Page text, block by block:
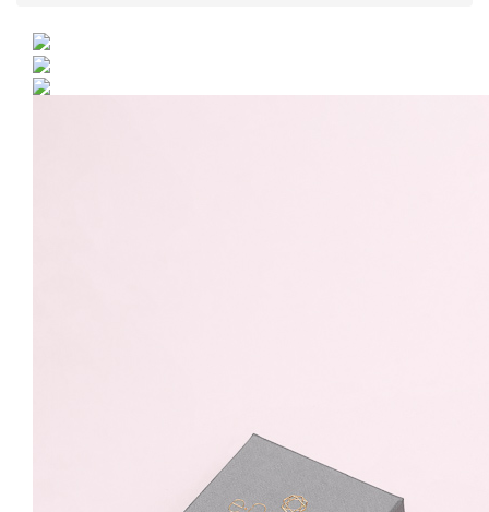
Swarovski® Rivoli Rose
8mm Leverback